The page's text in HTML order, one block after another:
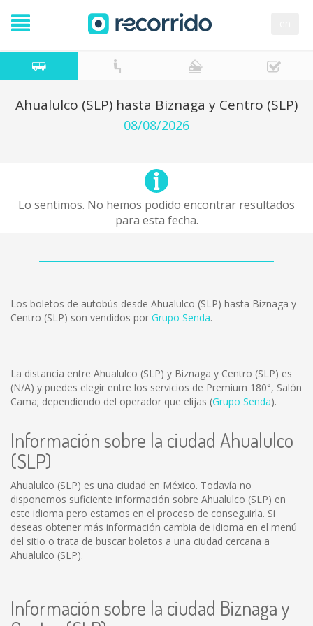
Ahualulco (SLP) hasta Biznaga y Centro (SLP)
08/08/2026
Lo sentimos. No hemos podido encontrar resultados
para esta fecha.
Los boletos de autobús desde Ahualulco (SLP) hasta Biznaga y
Centro (SLP) son vendidos por Grupo Senda.
La distancia entre Ahualulco (SLP) y Biznaga y Centro (SLP) es
(N/A) y puedes elegir entre los servicios de Premium 180°, Salón
Cama; dependiendo del operador que elijas (Grupo Senda).
Información sobre la ciudad Ahualulco
(SLP)
Ahualulco (SLP) es una ciudad en México. Todavía no
disponemos suficiente información sobre Ahualulco (SLP) en
este idioma pero estamos en el proceso de conseguirla. Si
deseas obtener más información cambia de idioma en el menú
del sitio o trata de buscar boletos a una ciudad cercana a
Ahualulco (SLP).
Información sobre la ciudad Biznaga y